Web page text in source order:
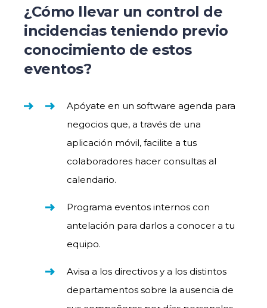
¿Cómo llevar un control de
incidencias teniendo previo
conocimiento de estos
eventos?
Apóyate en un software agenda para
negocios que, a través de una
aplicación móvil, facilite a tus
colaboradores hacer consultas al
calendario.
Programa eventos internos con
antelación para darlos a conocer a tu
equipo.
Avisa a los directivos y a los distintos
departamentos sobre la ausencia de